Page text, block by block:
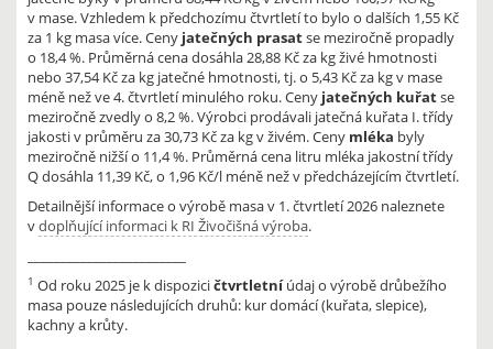
v mase. Vzhledem k předchozímu čtvrtletí to bylo o dalších 1,55 Kč
za 1 kg masa více. Ceny jatečných prasatse meziročně propadly
o 18,4 %. Průměrná cena dosáhla 28,88 Kč za kg živé hmotnosti
nebo 37,54 Kč za kg jatečné hmotnosti, tj. o 5,43 Kč za kg v mase
méně než ve 4. čtvrtletí minulého roku. Ceny jatečných kuřatse
meziročně zvedly o 8,2 %. Výrobci prodávali jatečná kuřata I. třídy
jakosti v průměru za 30,73 Kč za kg v živém. Ceny mléka byly
meziročně nižší o 11,4 %. Průměrná cena litru mléka jakostní třídy
Q dosáhla 11,39 Kč, o 1,96 Kč/l méně než v předcházejícím čtvrtletí.
Detailnější informace o výrobě masa v 1. čtvrtletí 2026 naleznete
vdoplňující informaci k RI Živočišná výroba.
1 Od roku 2025 je k dispozicičtvrtletníúdaj o výrobě drůbežího
masa pouze následujících druhů: kur domácí (kuřata, slepice),
kachny a krůty.